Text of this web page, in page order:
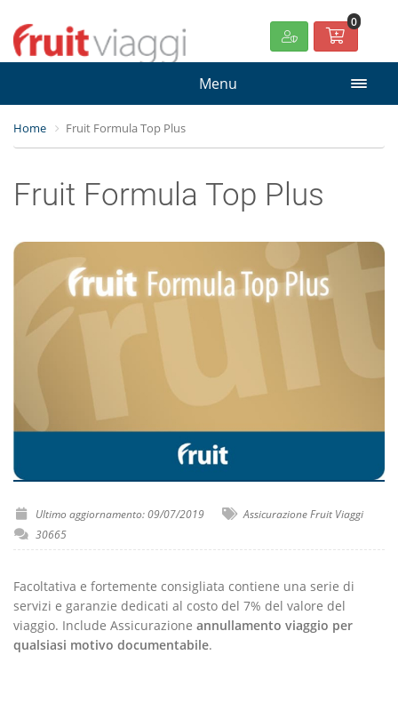
0
Menu
Home Fruit Formula Top Plus
Fruit Formula Top Plus
Ultimo aggiornamento: 09/07/2019
Assicurazione Fruit Viaggi
30665
Facoltativa e fortemente consigliata contiene una serie di
servizi e garanzie dedicati al costo del 7% del valore del
viaggio. Include Assicurazione annullamento viaggio per
qualsiasi motivo documentabile.